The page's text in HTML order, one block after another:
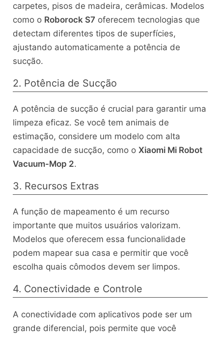
carpetes, pisos de madeira, cerâmicas. Modelos
como o Roborock S7 oferecem tecnologias que
detectam diferentes tipos de superfícies,
ajustando automaticamente a potência de
sucção.
2. Potência de Sucção
A potência de sucção é crucial para garantir uma
limpeza eficaz. Se você tem animais de
estimação, considere um modelo com alta
capacidade de sucção, como o Xiaomi Mi Robot
Vacuum-Mop 2.
3. Recursos Extras
A função de mapeamento é um recurso
importante que muitos usuários valorizam.
Modelos que oferecem essa funcionalidade
podem mapear sua casa e permitir que você
escolha quais cômodos devem ser limpos.
4. Conectividade e Controle
A conectividade com aplicativos pode ser um
grande diferencial, pois permite que você